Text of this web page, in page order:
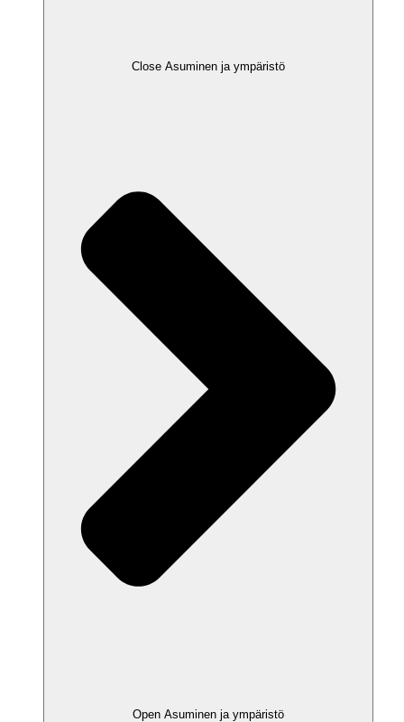
Close Asuminen ja ympäristö
Open Asuminen ja ympäristö